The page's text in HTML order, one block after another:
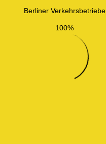
Berliner Verkehrsbetriebe
100%